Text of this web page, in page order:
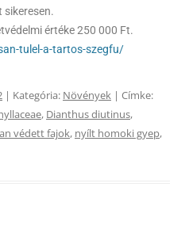
sikeresen.
értéke 250 000 Ft.
tulel-a-tartos-szegfu/
| Kategória: Növények | Címke:
, Dianthus diutinus,
védett fajok, nyílt homoki gyep,